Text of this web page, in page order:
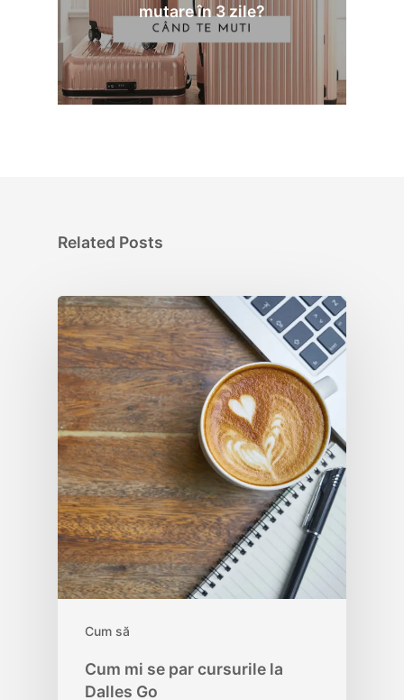
mutare în 3 zile?
Related Posts
Cum să
Cum mi se par cursurile la
Dalles Go